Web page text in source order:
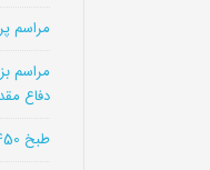
مراسم
مراسم
دفاع
طبخ 450 پرس غذای نذری ( چلو جوجه )